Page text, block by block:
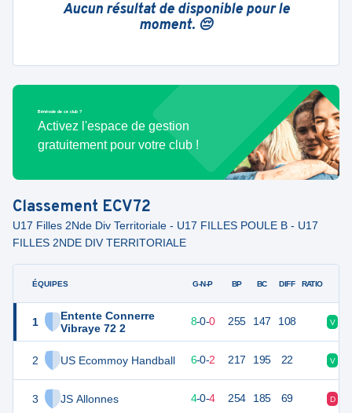
Aucun résultat de disponible pour le
moment. 😔
Bénévole de ce club ?
Activez l'espace de gestion
gratuitement pour votre club !
Classement ECV72
U17 Filles 2Nde Div Territoriale - U17 FILLES POULE B - U17
FILLES 2NDE DIV TERRITORIALE
ÉQUIPES
1
Entente Connerre
Vibraye 72 2
2 US Ecommoy Handball
3 JS Allonnes
G-N-P BP BC DIFF RATIO
24 8-0-0 255 147 108 V
20 8 6-0-2 217 195 22 V
4-0-4 254 185 69 D